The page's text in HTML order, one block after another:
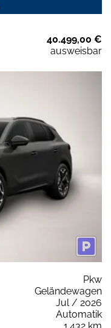
40.499,00 €
ausweisbar
Pkw
Geländewagen
Jul / 2026
Automatik